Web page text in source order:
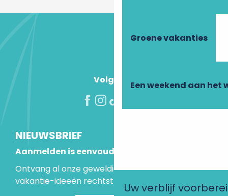
Groene vakanties
Een weekend aan het
Uw verblijf
Volg ons!
NIEUWSBRIEF
Aanmelden is eenvoudig
Ontvang al onze geweldige aanbiedingen en
vakantie-ideeën rechtstreeks in je inbox.